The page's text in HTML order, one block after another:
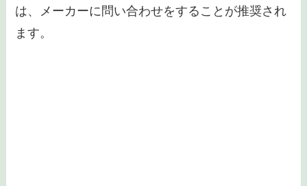
は、メーカーに問い合わせをすることが推奨され
ます。